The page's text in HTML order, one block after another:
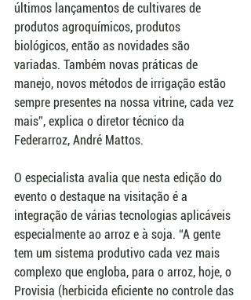
últimos lançamentos de cultivares de
produtos agroquímicos, produtos
biológicos, então as novidades são
variadas. Também novas práticas de
manejo, novos métodos de irrigação estão
sempre presentes na nossa vitrine, cada vez
mais”, explica o diretor técnico da
Federarroz, André Mattos.
O especialista avalia que nesta edição do
evento o destaque na visitação é a
integração de várias tecnologias aplicáveis
especialmente ao arroz e à soja. “A gente
tem um sistema produtivo cada vez mais
complexo que engloba, para o arroz, hoje, o
Provisia (herbicida eficiente no controle das